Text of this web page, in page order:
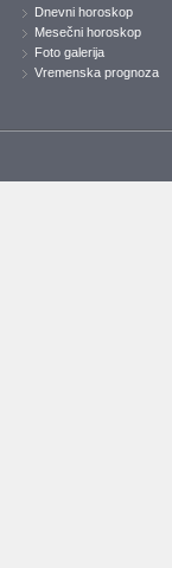
Dnevni horoskop
Mesečni horoskop
Foto galerija
Vremenska prognoza